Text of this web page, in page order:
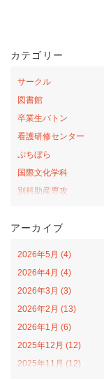
カテゴリー
サークル
図書館
卒業生バトン
看護研修センター
ぷちぼら
国際文化学科
別科助産専攻
お弁当の日プロジェクト
アーカイブ
2026年5月 (4)
2026年4月 (4)
2026年3月 (3)
2026年2月 (13)
2026年1月 (6)
2025年12月 (12)
2025年11月 (12)